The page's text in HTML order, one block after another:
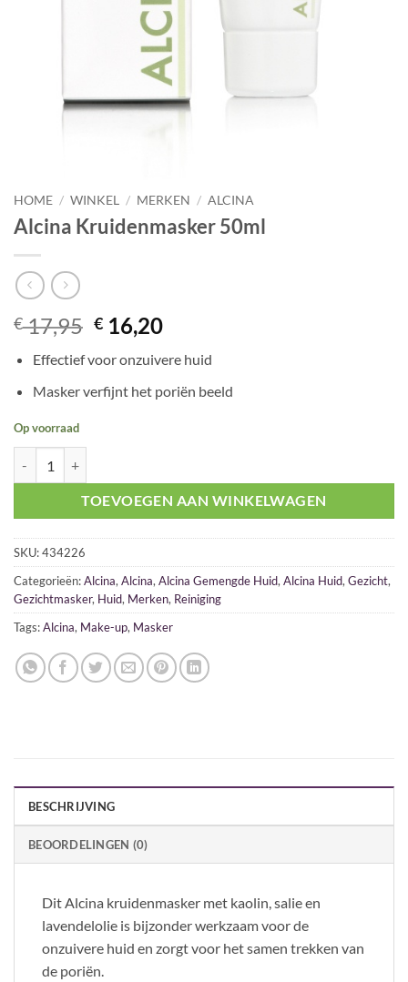
HOME / WINKEL / MERKEN / ALCINA
Alcina Kruidenmasker 50ml
€17,95 Oorspronkelijke
prijs
was:
€ 17,95.
€ 16,20Huidige
is:
€ 16,20.
Effectief voor onzuivere huid
Masker verfijnt het poriën beeld
Op voorraad
TOEVOEGEN AAN WINKELWAGEN
SKU:434226
Categorieën:Alcina, Alcina, Alcina Gemengde Huid, Alcina Huid, Gezicht,
Gezichtmasker, Huid, Merken, Reiniging
Tags:Alcina, Make-up, Masker
BESCHRIJVING
BEOORDELINGEN (0)
Dit Alcina kruidenmasker met kaolin, salie en
lavendelolie is bijzonder werkzaam voor de
onzuivere huid en zorgt voor het samen trekken van
de poriën.